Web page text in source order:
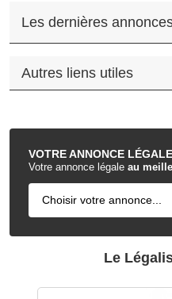
VOTREANNONCE LÉGALE
Votre annonce légale au
Les dernières
Autres liens utiles
.
Le